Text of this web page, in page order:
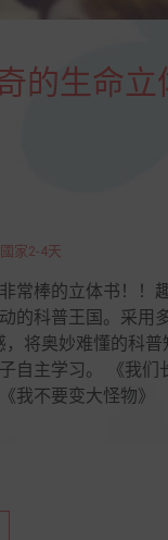
的生命
家2-4天
常棒的立体书！！
的科普王国。采用
将奥妙难懂的科
自主学习。 《我们
我不要变大怪物》